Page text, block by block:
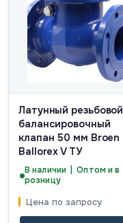
Латунный резьбовой
балансировочный
клапан 50 мм Broen
Ballorex V ТУ
В наличии | Оптом и в
розницу
Цена по запросу